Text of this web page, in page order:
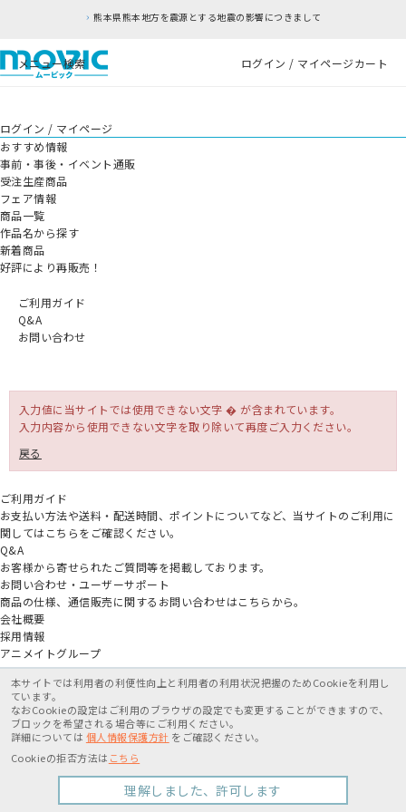
熊本県熊本地方を震源とする地震の影響につきまして
メニュー検索 ログイン / マイページカート
ログイン / マイページ
おすすめ情報
事前・事後・イベント通販
受注生産商品
フェア情報
商品一覧
作品名から探す
新着商品
好評により再販売！
ご利用ガイド
Q&A
お問い合わせ
入力値に当サイトでは使用できない文字 � が含まれています。
入力内容から使用できない文字を取り除いて再度ご入力ください。
戻る
ご利用ガイド
お支払い方法や送料・配送時間、ポイントについてなど、当サイトのご利用に
関してはこちらをご確認ください。
Q&A
お客様から寄せられたご質問等を掲載しております。
お問い合わせ・ユーザーサポート
商品の仕様、通信販売に関するお問い合わせはこちらから。
会社概要
採用情報
アニメイトグループ
特定商取引法に基づく表記個人情報保護方針利用規約
X
Copyright movic Co.,Ltd. 2005-
本サイトでは利用者の利便性向上と利用者の利用状況把握のためCookieを利用し
ています。
なおCookieの設定はご利用のブラウザの設定でも変更することができますので、
ブロックを希望される場合等にご利用ください。
詳細については 個人情報保護方針 をご確認ください。
Cookieの拒否方法は こちら
理解しました、許可します